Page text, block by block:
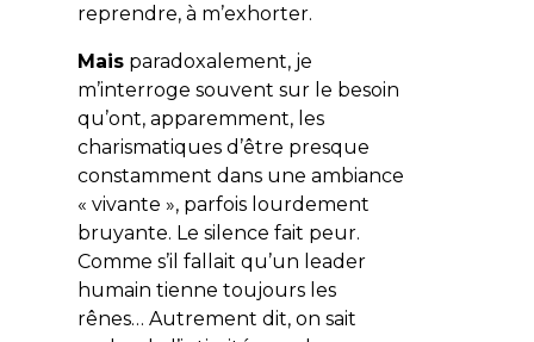
reprendre, à m’exhorter.
Maisparadoxalement, je
m’interroge souvent sur le besoin
qu’ont, apparemment, les
charismatiques d’être presque
constamment dans une ambiance
« vivante », parfois lourdement
bruyante. Le silence fait peur.
Comme s’il fallait qu’un leader
humain tienne toujours les
rênes… Autrement dit, on sait